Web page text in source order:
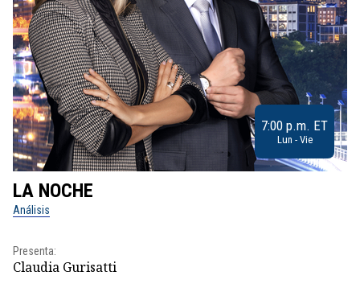
7:00 p.m. ET
Lun - Vie
LA NOCHE
Análisis
Presenta:
Claudia Gurisatti